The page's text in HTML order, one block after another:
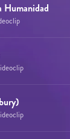
Humanidad